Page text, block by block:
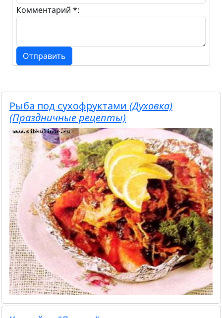
Комментарий *:
Отправить
Рыба под сухофруктами (Духовка)
(Праздничные рецепты)